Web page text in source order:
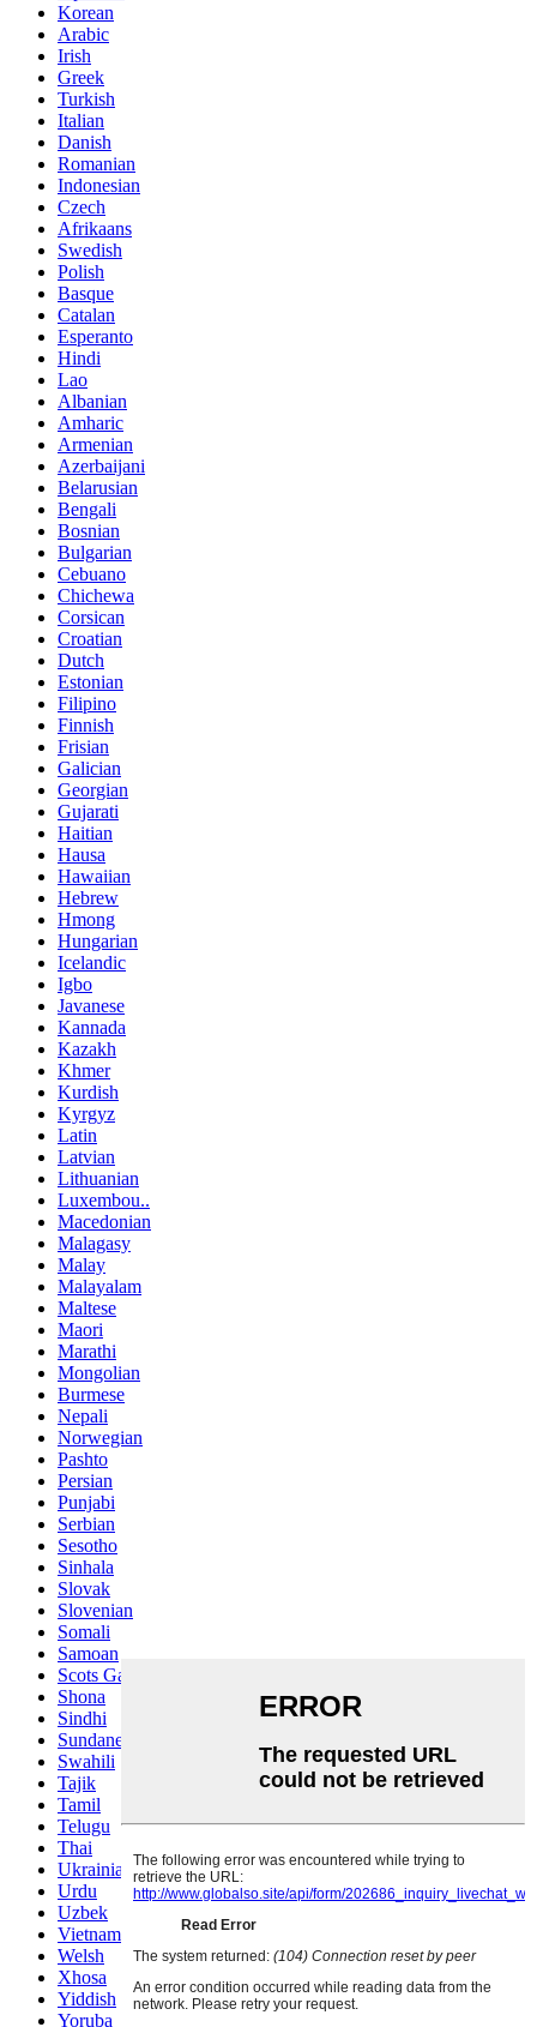
Korean
Arabic
Irish
Greek
Turkish
Italian
Danish
Romanian
Indonesian
Czech
Afrikaans
Swedish
Polish
Basque
Catalan
Esperanto
Hindi
Lao
Albanian
Amharic
Armenian
Azerbaijani
Belarusian
Bengali
Bosnian
Bulgarian
Cebuano
Chichewa
Corsican
Croatian
Dutch
Estonian
Filipino
Finnish
Frisian
Galician
Georgian
Gujarati
Haitian
Hausa
Hawaiian
Hebrew
Hmong
Hungarian
Icelandic
Igbo
Javanese
Kannada
Kazakh
Khmer
Kurdish
Kyrgyz
Latin
Latvian
Lithuanian
Luxembou..
Macedonian
Malagasy
Malay
Malayalam
Maltese
Maori
Marathi
Mongolian
Burmese
Nepali
Norwegian
Pashto
Persian
Punjabi
Serbian
Sesotho
Sinhala
Slovak
Slovenian
Somali
Samoan
Scots Gaelic
Shona
Sindhi
Sundanese
Swahili
Tajik
Tamil
Telugu
Thai
Ukrainian
Urdu
Uzbek
Vietnamese
Welsh
Xhosa
Yiddish
Yoruba